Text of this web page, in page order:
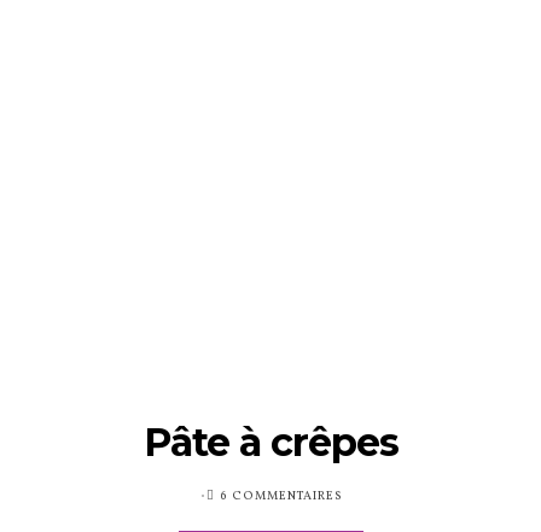
Pâte à crêpes
PUBLIÉ6 COMMENTAIRES